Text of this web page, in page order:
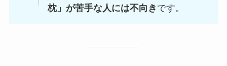
枕」が苦手な人には不向き です。